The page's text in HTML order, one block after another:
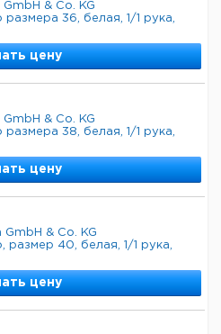
& Co. KG
36, белая, 1/1 рука,
цену
& Co. KG
38, белая, 1/1 рука,
цену
& Co. KG
размер 40, белая, 1/1 рука,
цену